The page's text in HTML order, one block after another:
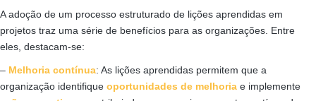
A adoção de um processo estruturado de lições aprendidas em
projetos traz uma série de benefícios para as organizações. Entre
eles, destacam-se:
– Melhoria contínua: As lições aprendidas permitem que a
organização identifique oportunidades de melhoria e implemente